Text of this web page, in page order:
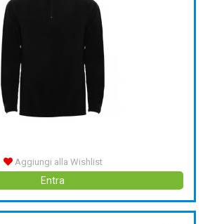
Aggiungi alla Wishlist
Entra